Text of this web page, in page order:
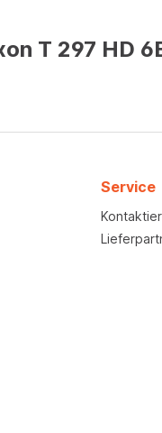
T 297 HD
Service